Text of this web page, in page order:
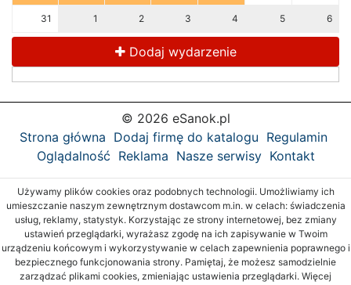
31 1 2 3 4 5 6
Dodaj wydarzenie
© 2026 eSanok.pl
Strona główna Dodaj firmę do katalogu Regulamin
Oglądalność Reklama Nasze serwisy Kontakt
Używamy plików cookies oraz podobnych technologii. Umożliwiamy ich
umieszczanie naszym zewnętrznym dostawcom m.in. w celach: świadczenia
usług, reklamy, statystyk. Korzystając ze strony internetowej, bez zmiany
ustawień przeglądarki, wyrażasz zgodę na ich zapisywanie w Twoim
urządzeniu końcowym i wykorzystywanie w celach zapewnienia poprawnego i
bezpiecznego funkcjonowania strony. Pamiętaj, że możesz samodzielnie
zarządzać plikami cookies, zmieniając ustawienia przeglądarki. Więcej